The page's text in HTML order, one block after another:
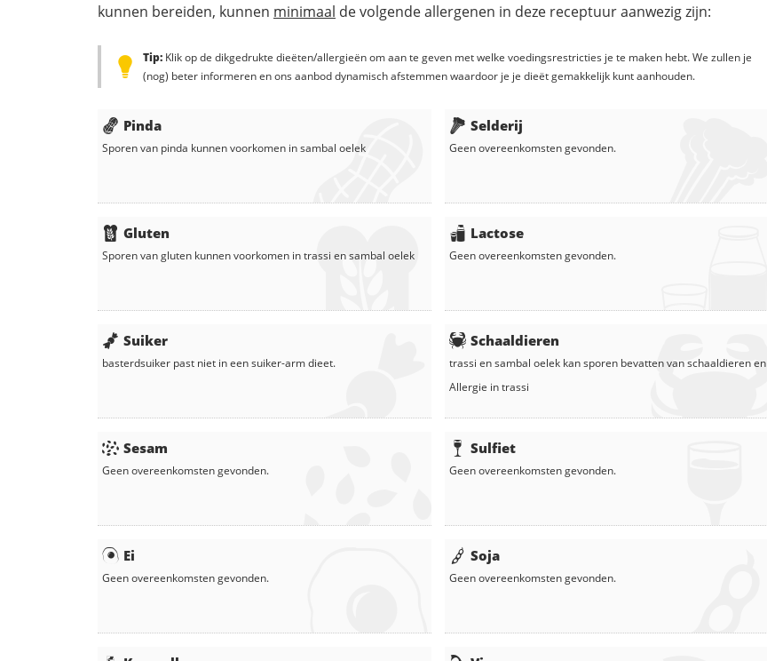
kunnen bereiden, kunnen minimaal de volgende allergenen in deze receptuur aanwezig zijn:
Tip: Klik op de dikgedrukte dieëten/allergieën om aan te geven met welke voedingsrestricties je te maken hebt. We zullen je
(nog) beter informeren en ons aanbod dynamisch afstemmen waardoor je je dieët gemakkelijk kunt aanhouden.
Pinda
Sporen van pinda kunnen voorkomen insambal oelek
Gluten
Sporen van gluten kunnen voorkomen intrassi ensambal oelek
Suiker
basterdsuiker past niet in een suiker-arm dieet.
Sesam
Geen overeenkomsten gevonden.
Ei
Geen overeenkomsten gevonden.
Selderij
Geen overeenkomsten gevonden.
Lactose
Geen overeenkomsten gevonden.
Schaaldieren
trassi ensambal oelek kan sporen bevatten van schaaldieren en
Allergie intrassi
Sulfiet
Geen overeenkomsten gevonden.
Soja
Geen overeenkomsten gevonden.